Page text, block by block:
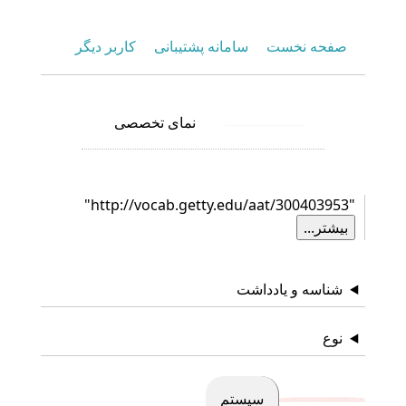
صفحه نخست سامانه پشتیبانی کاربر دیگر
نمای تخصصی
"http://vocab.getty.edu/aat/300403953"
بیشتر...
شناسه و یادداشت
نوع
گزارش‌ها سیستم